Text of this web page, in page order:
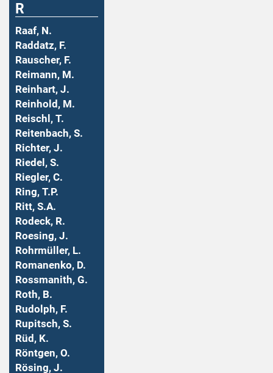
R
Raaf, N.
Raddatz, F.
Rauscher, F.
Reimann, M.
Reinhart, J.
Reinhold, M.
Reischl, T.
Reitenbach, S.
Richter, J.
Riedel, S.
Riegler, C.
Ring, T.P.
Ritt, S.A.
Rodeck, R.
Roesing, J.
Rohrmüller, L.
Romanenko, D.
Rossmanith, G.
Roth, B.
Rudolph, F.
Rupitsch, S.
Rüd, K.
Röntgen, O.
Rösing, J.